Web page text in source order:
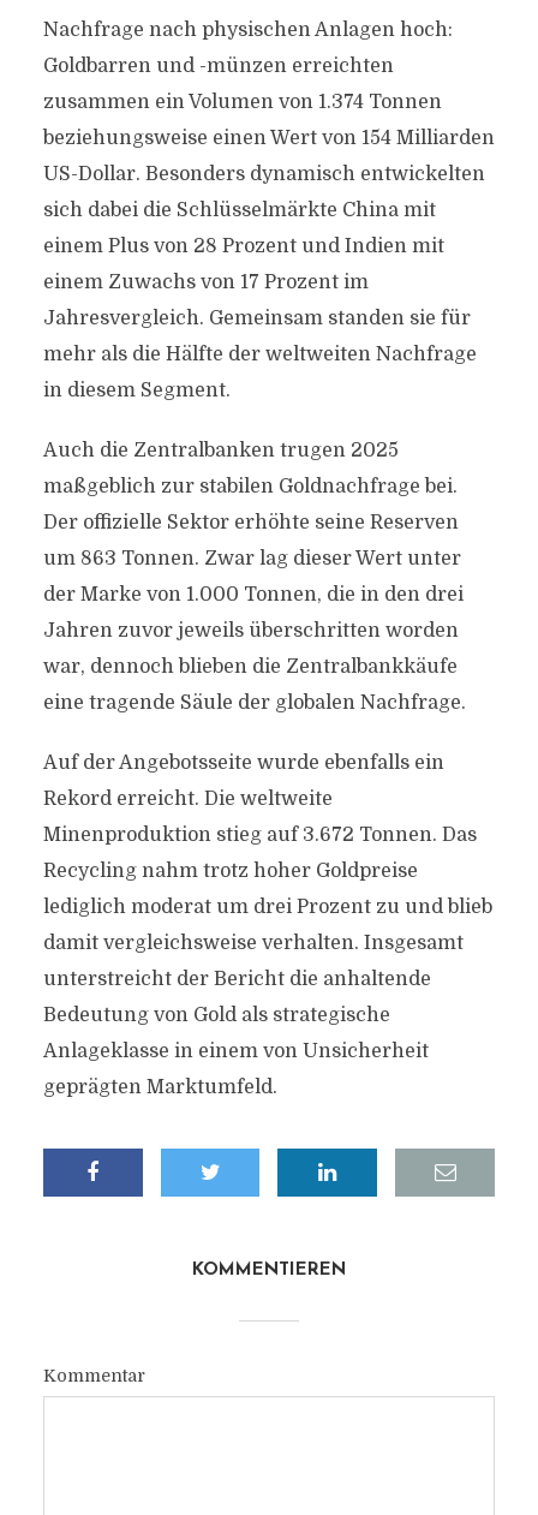
Nachfrage nach physischen Anlagen hoch:
Goldbarren und -münzen erreichten
zusammen ein Volumen von 1.374 Tonnen
beziehungsweise einen Wert von 154 Milliarden
US-Dollar. Besonders dynamisch entwickelten
sich dabei die Schlüsselmärkte China mit
einem Plus von 28 Prozent und Indien mit
einem Zuwachs von 17 Prozent im
Jahresvergleich. Gemeinsam standen sie für
mehr als die Hälfte der weltweiten Nachfrage
in diesem Segment.
Auch die Zentralbanken trugen 2025
maßgeblich zur stabilen Goldnachfrage bei.
Der offizielle Sektor erhöhte seine Reserven
um 863 Tonnen. Zwar lag dieser Wert unter
der Marke von 1.000 Tonnen, die in den drei
Jahren zuvor jeweils überschritten worden
war, dennoch blieben die Zentralbankkäufe
eine tragende Säule der globalen Nachfrage.
Auf der Angebotsseite wurde ebenfalls ein
Rekord erreicht. Die weltweite
Minenproduktion stieg auf 3.672 Tonnen. Das
Recycling nahm trotz hoher Goldpreise
lediglich moderat um drei Prozent zu und blieb
damit vergleichsweise verhalten. Insgesamt
unterstreicht der Bericht die anhaltende
Bedeutung von Gold als strategische
Anlageklasse in einem von Unsicherheit
geprägten Marktumfeld.
KOMMENTIEREN
Kommentar